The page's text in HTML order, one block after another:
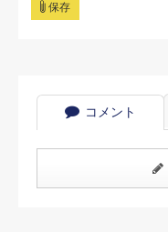
保存
コメント